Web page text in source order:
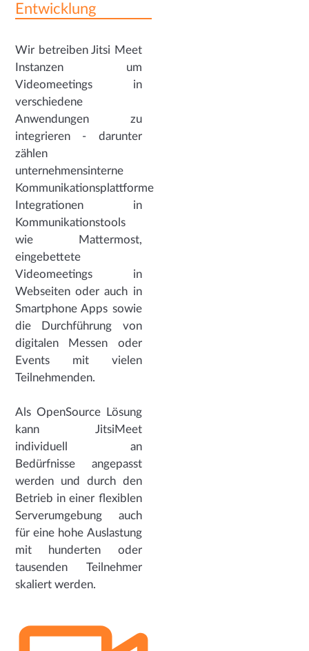
Entwicklung
Wir betreiben Jitsi Meet
Instanzen um
Videomeetings in
verschiedene
Anwendungen zu
integrieren - darunter
zählen
unternehmensinterne
Kommunikationsplattformen,
Integrationen in
Kommunikationstools
wie Mattermost,
eingebettete
Videomeetings in
Webseiten oder auch in
Smartphone Apps sowie
die Durchführung von
digitalen Messen oder
Events mit vielen
Teilnehmenden.
Als OpenSource Lösung
kann JitsiMeet
individuell an
Bedürfnisse angepasst
werden und durch den
Betrieb in einer flexiblen
Serverumgebung auch
für eine hohe Auslastung
mit hunderten oder
tausenden Teilnehmer
skaliert werden.